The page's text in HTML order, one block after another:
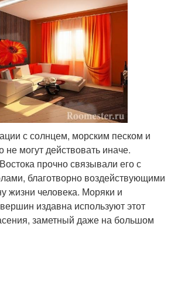
с солнцем, морским песком и
не могут действовать иначе.
прочно связывали его с
благотворно воздействующими
жизни человека. Моряки и
издавна используют этот
заметный даже на большом